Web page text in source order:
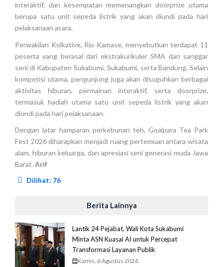
interaktif, dan kesempatan memenangkan doorprize utama
berupa satu unit sepeda listrik yang akan diundi pada hari
pelaksanaan acara.
Perwakilan Kolkative, Rio Kamase, menyebutkan terdapat 11
peserta yang berasal dari ekstrakurikuler SMA dan sanggar
seni di Kabupaten Sukabumi, Sukabumi, serta Bandung. Selain
kompetisi utama, pengunjung juga akan disuguhkan berbagai
aktivitas hiburan, permainan interaktif, serta doorprize,
termasuk hadiah utama satu unit sepeda listrik yang akan
diundi pada hari pelaksanaan.
Dengan latar hamparan perkebunan teh, Goalpara Tea Park
Fest 2026 diharapkan menjadi ruang pertemuan antara wisata
alam, hiburan keluarga, dan apresiasi seni generasi muda Jawa
Barat. Arif
Dilihat: 76
Berita Lainnya
Lantik 24 Pejabat, Wali Kota Sukabumi
Minta ASN Kuasai AI untuk Percepat
Transformasi Layanan Publik
Kamis, 6 Agustus 2026